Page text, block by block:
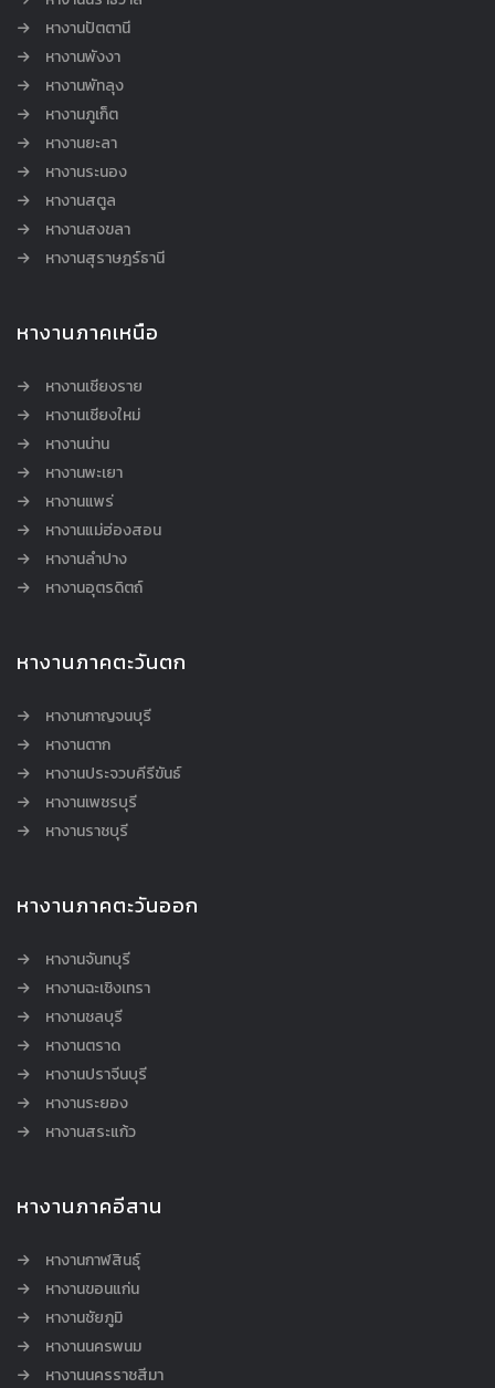
หางานปัตตานี
หางานพังงา
หางานพัทลุง
หางานภูเก็ต
หางานยะลา
หางานระนอง
หางานสตูล
หางานสงขลา
หางานสุราษฎร์ธานี
หางานภาคเหนือ
หางานเชียงราย
หางานเชียงใหม่
หางานน่าน
หางานพะเยา
หางานแพร่
หางานแม่ฮ่องสอน
หางานลำปาง
หางานอุตรดิตถ์
หางานภาคตะวันตก
หางานกาญจนบุรี
หางานตาก
หางานประจวบคีรีขันธ์
หางานเพชรบุรี
หางานราชบุรี
หางานภาคตะวันออก
หางานจันทบุรี
หางานฉะเชิงเทรา
หางานชลบุรี
หางานตราด
หางานปราจีนบุรี
หางานระยอง
หางานสระแก้ว
หางานภาคอีสาน
หางานกาฬสินธุ์
หางานขอนแก่น
หางานชัยภูมิ
หางานนครพนม
หางานนครราชสีมา